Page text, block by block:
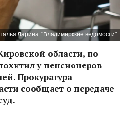
Ларина. "Владимирские ведомости"
области, по
у пенсионеров
Прокуратура
сообщает о передаче